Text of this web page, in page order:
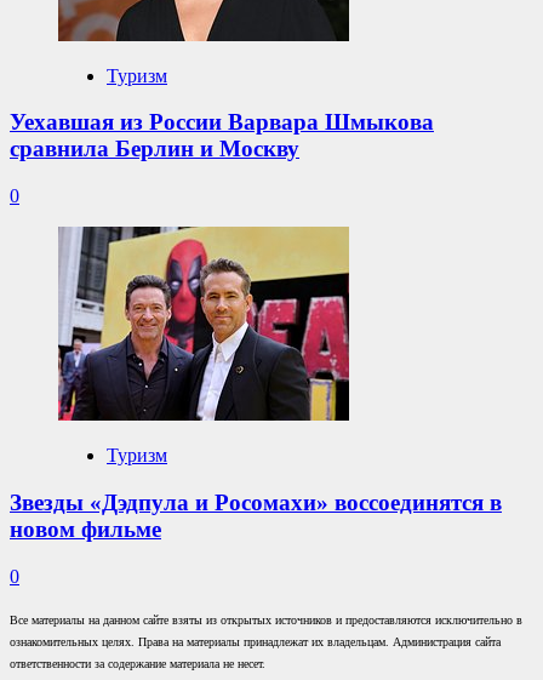
Туризм
Уехавшая из России Варвара Шмыкова
сравнила Берлин и Москву
0
Туризм
Звезды «Дэдпула и Росомахи» воссоединятся в
новом фильме
0
Все материалы на данном сайте взяты из открытых источников и предоставляются исключительно в
ознакомительных целях. Права на материалы принадлежат их владельцам. Администрация сайта
ответственности за содержание материала не несет.